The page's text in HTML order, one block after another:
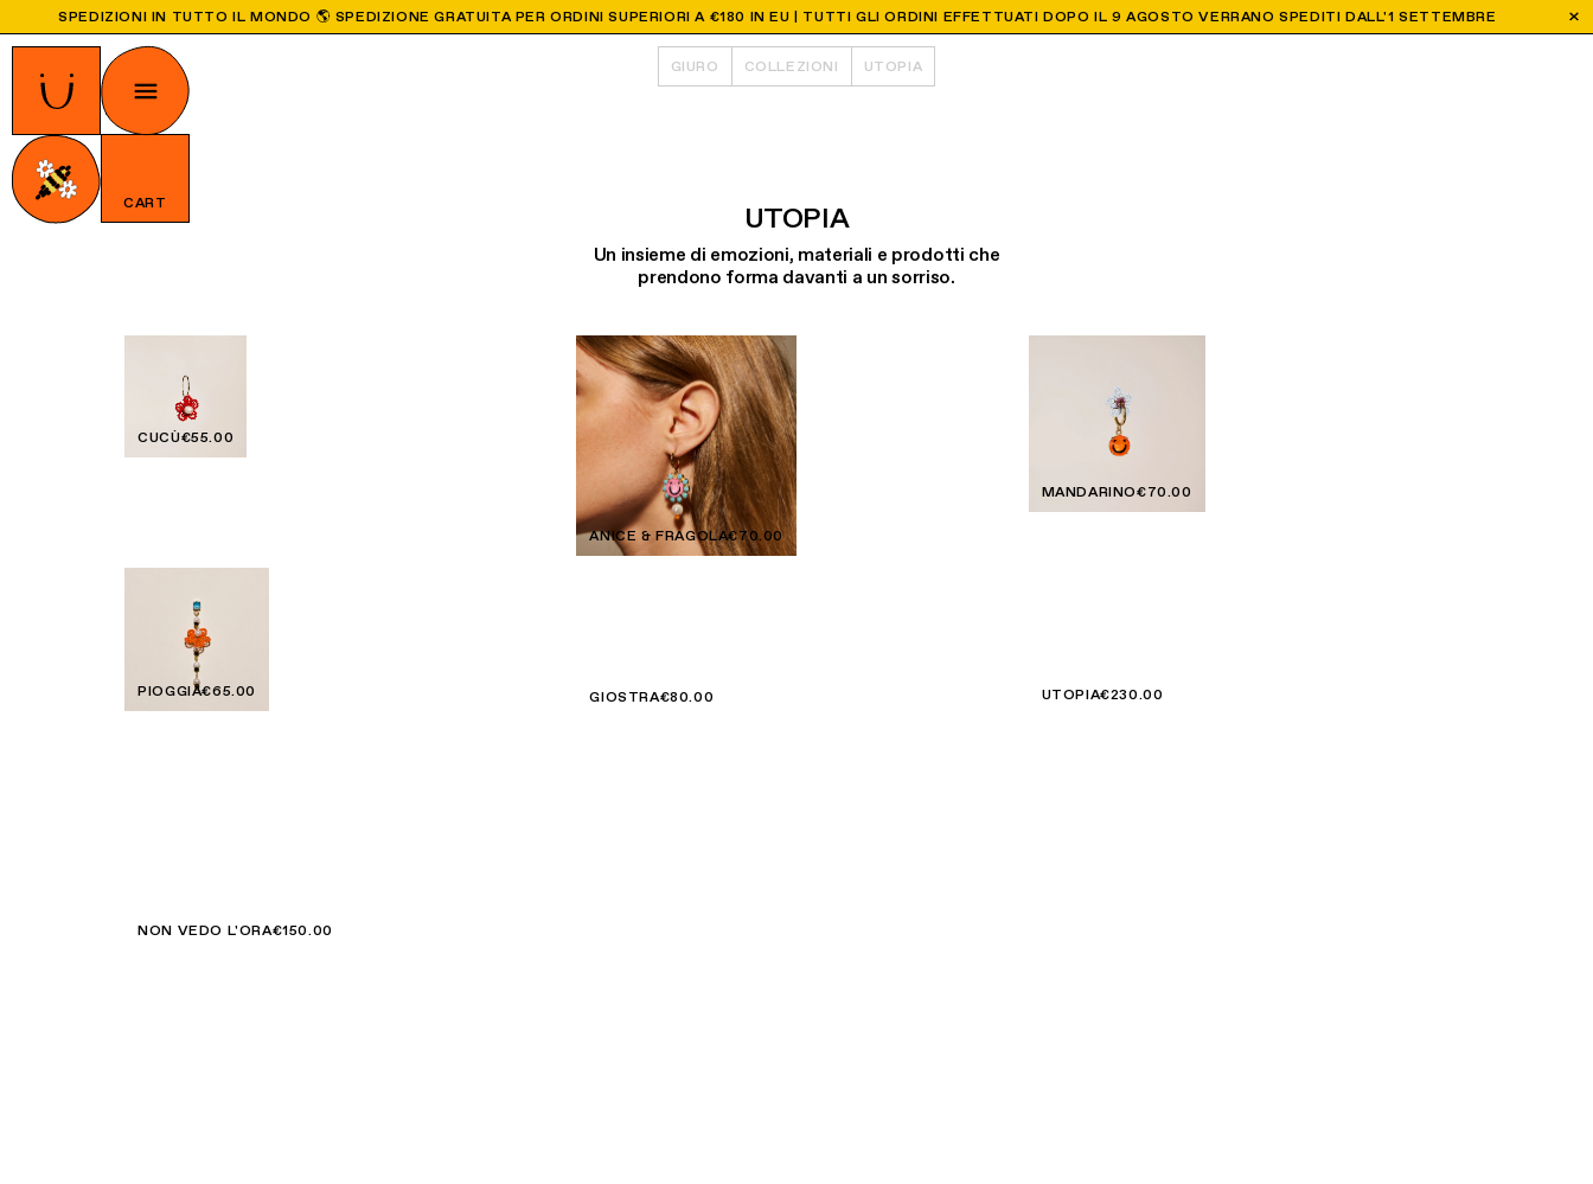
CART
SPEDIZIONI IN TUTTO IL MONDO 🌎 SPEDIZIONE GRATUITA PER ORDINI SUPERIORI A €180 IN EU | TUTTI GLI ORDINI EFFETTUATI DOPO IL 9 AGOSTO VERRANO SPEDITI DALL'1 SETTEMBRE
GIURO COLLEZIONI UTOPIA
UTOPIA
Un insieme di emozioni, materiali e prodotti che
prendono forma davanti a un sorriso.
CUCÙ€55.00
ANICE & FRAGOLA€70.00
MANDARINO€70.00
PIOGGIA€65.00 GIOSTRA€80.00 UTOPIA€230.00
NON VEDO L'ORA€150.00